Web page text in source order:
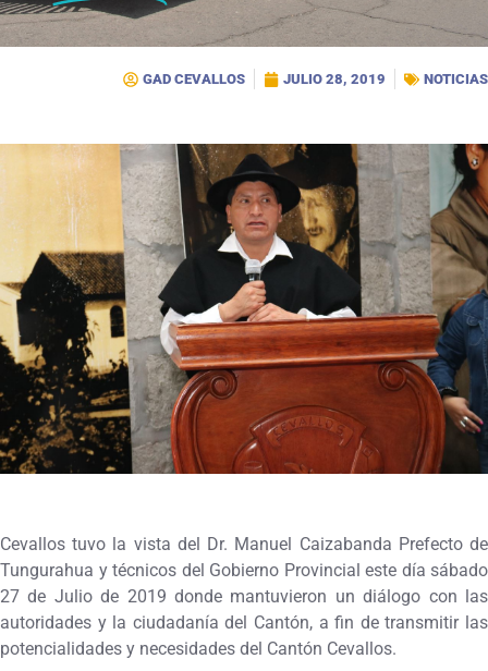
GAD CEVALLOS JULIO 28, 2019 NOTICIAS
Cevallos tuvo la vista del Dr. Manuel Caizabanda Prefecto de
Tungurahua y técnicos del Gobierno Provincial este día sábado
27 de Julio de 2019 donde mantuvieron un diálogo con las
autoridades y la ciudadanía del Cantón, a fin de transmitir las
potencialidades y necesidades del Cantón Cevallos.